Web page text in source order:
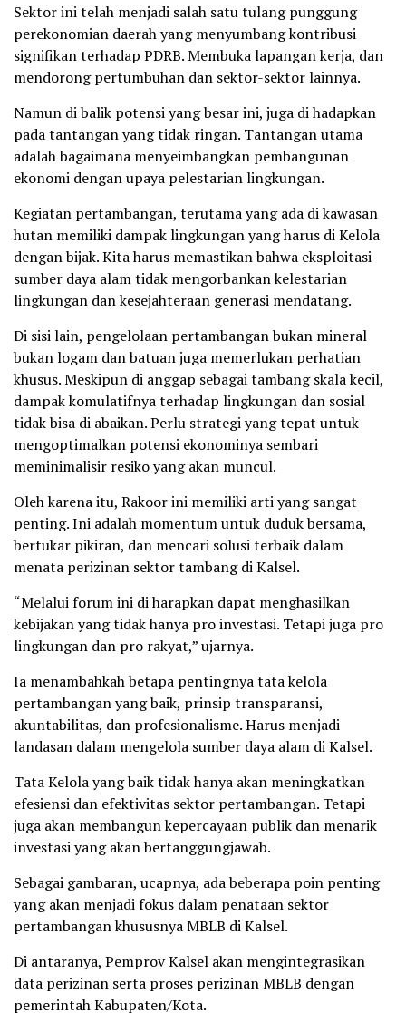
Sektor ini telah menjadi salah satu tulang punggung
perekonomian daerah yang menyumbang kontribusi
signifikan terhadap PDRB. Membuka lapangan kerja, dan
mendorong pertumbuhan dan sektor-sektor lainnya.
Namun di balik potensi yang besar ini, juga di hadapkan
pada tantangan yang tidak ringan. Tantangan utama
adalah bagaimana menyeimbangkan pembangunan
ekonomi dengan upaya pelestarian lingkungan.
Kegiatan pertambangan, terutama yang ada di kawasan
hutan memiliki dampak lingkungan yang harus di Kelola
dengan bijak. Kita harus memastikan bahwa eksploitasi
sumber daya alam tidak mengorbankan kelestarian
lingkungan dan kesejahteraan generasi mendatang.
Di sisi lain, pengelolaan pertambangan bukan mineral
bukan logam dan batuan juga memerlukan perhatian
khusus. Meskipun di anggap sebagai tambang skala kecil,
dampak komulatifnya terhadap lingkungan dan sosial
tidak bisa di abaikan. Perlu strategi yang tepat untuk
mengoptimalkan potensi ekonominya sembari
meminimalisir resiko yang akan muncul.
Oleh karena itu, Rakoor ini memiliki arti yang sangat
penting. Ini adalah momentum untuk duduk bersama,
bertukar pikiran, dan mencari solusi terbaik dalam
menata perizinan sektor tambang di Kalsel.
“Melalui forum ini di harapkan dapat menghasilkan
kebijakan yang tidak hanya pro investasi. Tetapi juga pro
lingkungan dan pro rakyat,” ujarnya.
Ia menambahkah betapa pentingnya tata kelola
pertambangan yang baik, prinsip transparansi,
akuntabilitas, dan profesionalisme. Harus menjadi
landasan dalam mengelola sumber daya alam di Kalsel.
Tata Kelola yang baik tidak hanya akan meningkatkan
efesiensi dan efektivitas sektor pertambangan. Tetapi
juga akan membangun kepercayaan publik dan menarik
investasi yang akan bertanggungjawab.
Sebagai gambaran, ucapnya, ada beberapa poin penting
yang akan menjadi fokus dalam penataan sektor
pertambangan khususnya MBLB di Kalsel.
Di antaranya, Pemprov Kalsel akan mengintegrasikan
data perizinan serta proses perizinan MBLB dengan
pemerintah Kabupaten/Kota.